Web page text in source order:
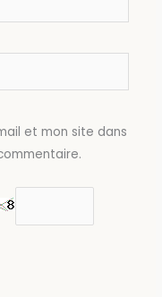
et mon site dans